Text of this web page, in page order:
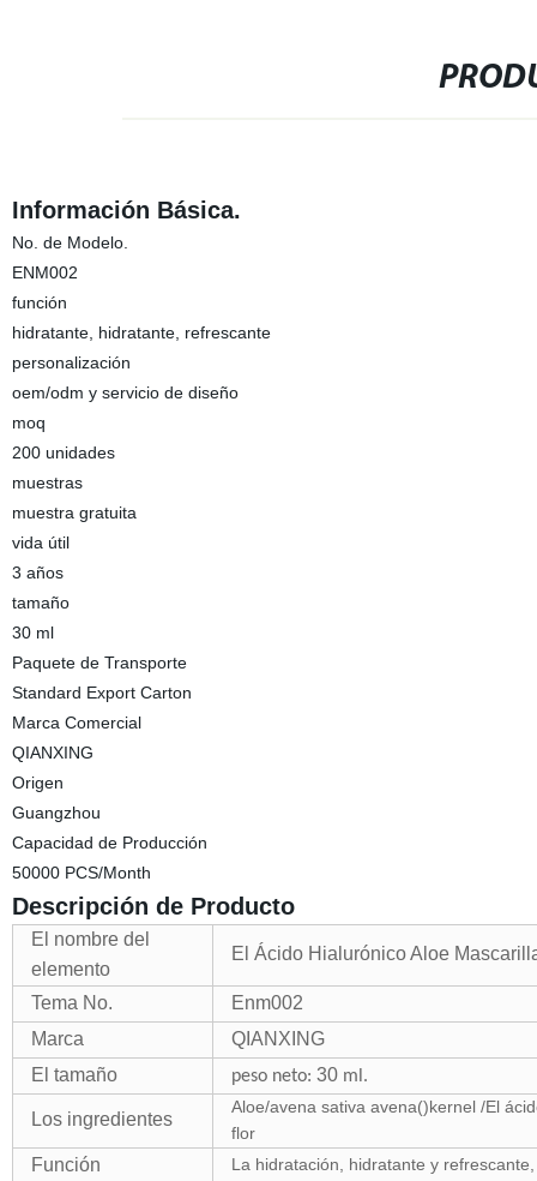
Información Básica.
No. de Modelo.
ENM002
función
hidratante, hidratante, refrescante
personalización
oem/odm y servicio de diseño
moq
200 unidades
muestras
muestra gratuita
vida útil
3 años
tamaño
30 ml
Paquete de Transporte
Standard Export Carton
Marca Comercial
QIANXING
Origen
Guangzhou
Capacidad de Producción
50000 PCS/Month
Descripción de Producto
El nombre del
elemento
El Ácido Hialurónico Aloe
Tema No.
Enm002
Marca
QIANXING
El tamaño
peso neto: 30ml.
Los ingredientes
Aloe/avena sativa avena()kernel /El
flor
Función La hidratación, hidratante y